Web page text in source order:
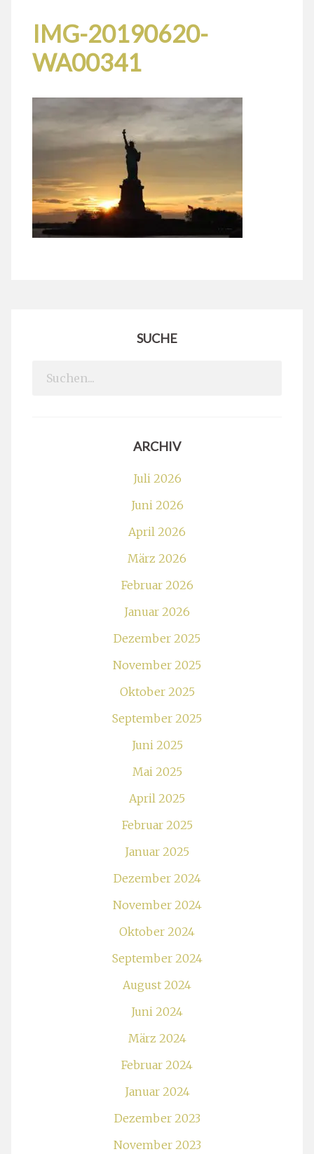
IMG-20190620-
WA00341
SUCHE
Search
ARCHIV
Juli 2026
Juni 2026
April 2026
März 2026
Februar 2026
Januar 2026
Dezember 2025
November 2025
Oktober 2025
September 2025
Juni 2025
Mai 2025
April 2025
Februar 2025
Januar 2025
Dezember 2024
November 2024
Oktober 2024
September 2024
August 2024
Juni 2024
März 2024
Februar 2024
Januar 2024
Dezember 2023
November 2023